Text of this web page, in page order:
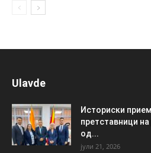
Ulavde
Историски
претставници
од...
јули 21, 2026